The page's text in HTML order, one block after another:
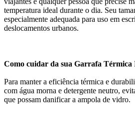
temperatura ideal durante o dia. Seu
especialmente adequada para uso em
deslocamentos urbanos.
Como cuidar da sua Garrafa Térmica
Para manter a eficiência térmica e
com água morna e detergente neutro,
que possam danificar a ampola de vidro.